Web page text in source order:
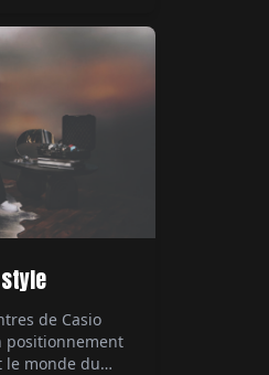
style
de Casio
positionnement
monde du